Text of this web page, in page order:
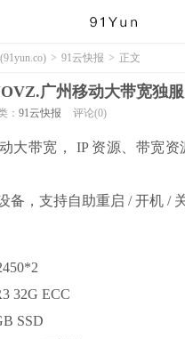
> 91云快报 > 正文
广州移动大带宽独服
： 91云快报 评论(0)
大带宽， IP 资源、带宽
备，支持自助重启 / 开机 /
32G ECC
SSD